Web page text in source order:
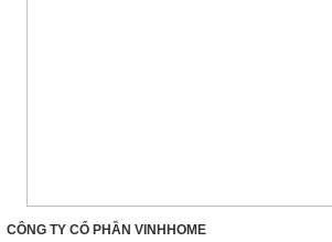
CÔNG TY CỔ PHẦN VINHHOME